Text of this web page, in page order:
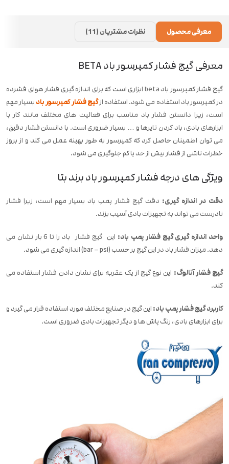
معرفی محصول نظرات مشتریان (11)
معرفی گیج فشار کمپرسور باد BETA
گیج فشار کمپرسور باد beta ابزاری است که برای اندازه گیری فشار هوای فشرده
در کمپرسور باد استفاده می شود. استفاده ازگیج فشار کمپرسور باد بسیار مهم
است، زیرا دانستن فشار باد مناسب برای فعالیت های مختلف مانند کار با
ابزارهای بادی، باد کردن تایرها و … بسیار ضروری است. با دانستن فشار دقیق،
می توان اطمینان حاصل کرد که کمپرسور به طور بهینه عمل می کند و از بروز
خطرات ناشی از فشار بیش از حد یا کم جلوگیری می شود.
ویژگی های درجه فشار کمپرسور باد برند بتا
دقت در اندازه گیری: دقت گیج فشار پمپ باد بسیار مهم است، زیرا فشار
نادرست می تواند به تجهیزات بادی آسیب بزند.
واحد اندازه گیری گیج فشار پمپ باد: این
گیج فشار باد را تا 6 بار نشان می
دهد. میزان فشار باد در این گیج بر حسب (bar – psi) اندازه گیری می شود.
گیج فشار آنالوگ: این نوع گیج از یک عقربه برای نشان دادن فشار استفاده می
کند.
کاربرد گیج فشار پمپ باد: این گیج در صنایع مختلف مورد استفاده قرار می گیرد و
برای ابزارهای بادی، رنگ پاش ها و دیگر تجهیزات بادی ضروری است.